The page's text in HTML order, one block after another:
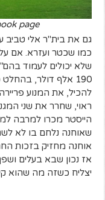
page
גם את בית"ר אלי טביב
כמו שכטר ועזרא. אם
שלא יכולים לעמוד
190 אלף דולר,
להכיל, את המנוע
ראוי, שחרר את שני
הייסטר מכרו למרבה
שאוחנה נלחם בו לא
אוחנה מחזיק בזכות
אז נכון שבא בעלים
יצליח כשזה מה שהוא